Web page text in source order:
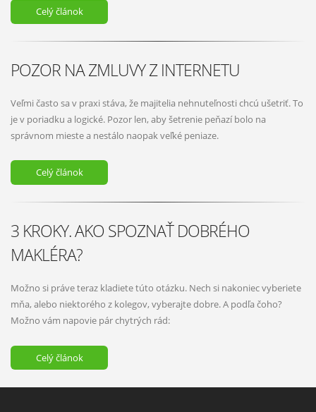
Celý článok
POZOR NA ZMLUVY Z INTERNETU
Veľmi často sa v praxi stáva, že majitelia nehnuteľnosti chcú ušetriť. To
je v poriadku a logické. Pozor len, aby šetrenie peňazí bolo na
správnom mieste a nestálo naopak veľké peniaze.
Celý článok
3 KROKY. AKO SPOZNAŤ DOBRÉHO
MAKLÉRA?
Možno si práve teraz kladiete túto otázku. Nech si nakoniec vyberiete
mňa, alebo niektorého z kolegov, vyberajte dobre. A podľa čoho?
Možno vám napovie pár chytrých rád:
Celý článok